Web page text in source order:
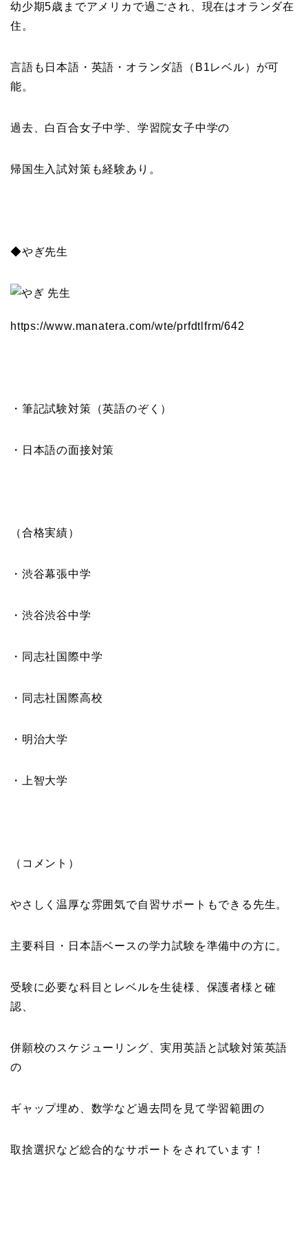
幼少期5歳までアメリカで過ごされ、現在はオランダ在
住。
言語も日本語・英語・オランダ語（B1レベル）が可
能。
過去、白百合女子中学、学習院女子中学の
帰国生入試対策も経験あり。
◆やぎ先生
https://www.manatera.com/wte/prfdtlfrm/642
・筆記試験対策（英語のぞく）
・日本語の面接対策
（合格実績）
・渋谷幕張中学
・渋谷渋谷中学
・同志社国際中学
・同志社国際高校
・明治大学
・上智大学
（コメント）
やさしく温厚な雰囲気で自習サポートもできる先生。
主要科目・日本語ベースの学力試験を準備中の方に。
受験に必要な科目とレベルを生徒様、保護者様と確
認、
併願校のスケジューリング、実用英語と試験対策英語
の
ギャップ埋め、数学など過去問を見て学習範囲の
取捨選択など総合的なサポートをされています！